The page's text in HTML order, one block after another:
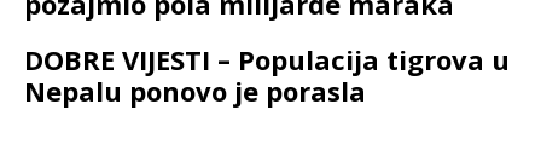
DOBRE VIJESTI – Populacija tigrova u
Nepalu ponovo je porasla